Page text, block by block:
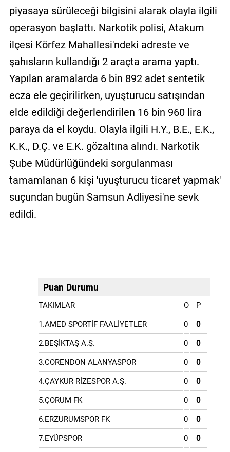
piyasaya sürüleceği bilgisini alarak olayla ilgili
operasyon başlattı. Narkotik polisi, Atakum
ilçesi Körfez Mahallesi'ndeki adreste ve
şahısların kullandığı 2 araçta arama yaptı.
Yapılan aramalarda 6 bin 892 adet sentetik
ecza ele geçirilirken, uyuşturucu satışından
elde edildiği değerlendirilen 16 bin 960 lira
paraya da el koydu. Olayla ilgili H.Y., B.E., E.K.,
K.K., D.Ç. ve E.K. gözaltına alındı. Narkotik
Şube Müdürlüğündeki sorgulanması
tamamlanan 6 kişi 'uyuşturucu ticaret yapmak'
suçundan bugün Samsun Adliyesi'ne sevk
edildi.
Puan Durumu
TAKIMLAR O P
1.AMED SPORTİF FAALİYETLER 0 0
2.BEŞİKTAŞ A.Ş. 0 0
3.CORENDON ALANYASPOR 0 0
4.ÇAYKUR RİZESPOR A.Ş. 0 0
5.ÇORUM FK 0 0
6.ERZURUMSPOR FK 0 0
7.EYÜPSPOR 0 0